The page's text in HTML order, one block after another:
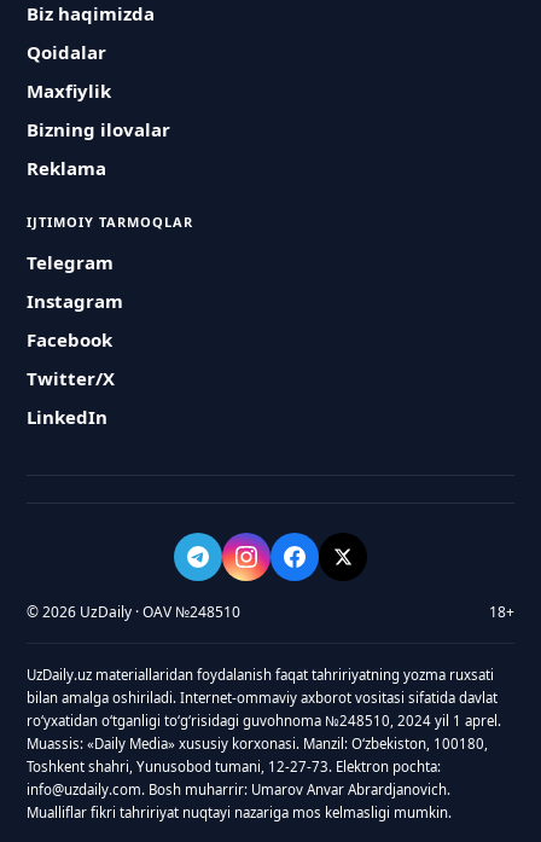
Biz haqimizda
Qoidalar
Maxfiylik
Bizning ilovalar
Reklama
IJTIMOIY TARMOQLAR
Telegram
Instagram
Facebook
Twitter/X
LinkedIn
© 2026 UzDaily · OAV №248510 18+
UzDaily.uz materiallaridan foydalanish faqat tahririyatning yozma ruxsati
bilan amalga oshiriladi. Internet-ommaviy axborot vositasi sifatida davlat
roʻyxatidan oʻtganligi toʻgʻrisidagi guvohnoma №248510, 2024 yil 1 aprel.
Muassis: «Daily Media» xususiy korxonasi. Manzil: Oʻzbekiston, 100180,
Toshkent shahri, Yunusobod tumani, 12-27-73. Elektron pochta:
info@uzdaily.com. Bosh muharrir: Umarov Anvar Abrardjanovich.
Mualliflar fikri tahririyat nuqtayi nazariga mos kelmasligi mumkin.